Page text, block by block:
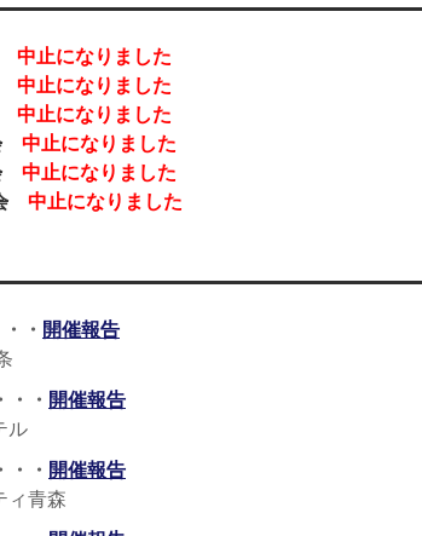
中止になりました
中止になりました
中止になりました
中止になりました
中止になりました
中止になりました
・ 開催報告
・ 開催報告
ル
・ 開催報告
青森